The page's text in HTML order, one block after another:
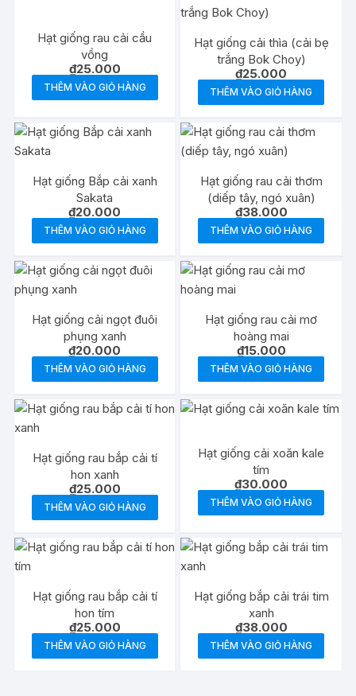
Hạt giống rau cải cầu
vồng
₫25.000
THÊM VÀO GIỎ HÀNG
Hạt giống cải thìa (cải bẹ
trắng Bok Choy)
₫25.000
THÊM VÀO GIỎ HÀNG
Hạt giống Bắp cải xanh
Sakata
₫20.000
THÊM VÀO GIỎ HÀNG
Hạt giống rau cải thơm
(diếp tây, ngó xuân)
₫38.000
THÊM VÀO GIỎ HÀNG
Hạt giống cải ngọt đuôi
phụng xanh
₫20.000
THÊM VÀO GIỎ HÀNG
Hạt giống rau cải mơ
hoàng mai
₫15.000
THÊM VÀO GIỎ HÀNG
Hạt giống rau bắp cải tí
hon xanh
₫25.000
THÊM VÀO GIỎ HÀNG
Hạt giống cải xoăn kale
tím
₫30.000
THÊM VÀO GIỎ HÀNG
Hạt giống rau bắp cải tí
hon tím
₫25.000
THÊM VÀO GIỎ HÀNG
Hạt giống bắp cải trái tim
xanh
₫38.000
THÊM VÀO GIỎ HÀNG